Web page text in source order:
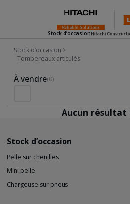
Stock d’occasion
Stock d’occasion >
Tombereaux articulés
Used Inventory For Sale
À vendre(0)
Aucun résultat
Stock d’occasion
Pelle sur chenilles
Mini pelle
Chargeuse sur pneus